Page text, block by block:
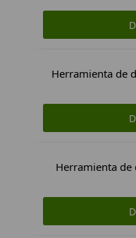
Herramienta de
Herramienta de